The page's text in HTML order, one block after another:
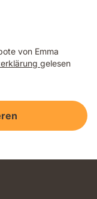
von Emma
gelesen